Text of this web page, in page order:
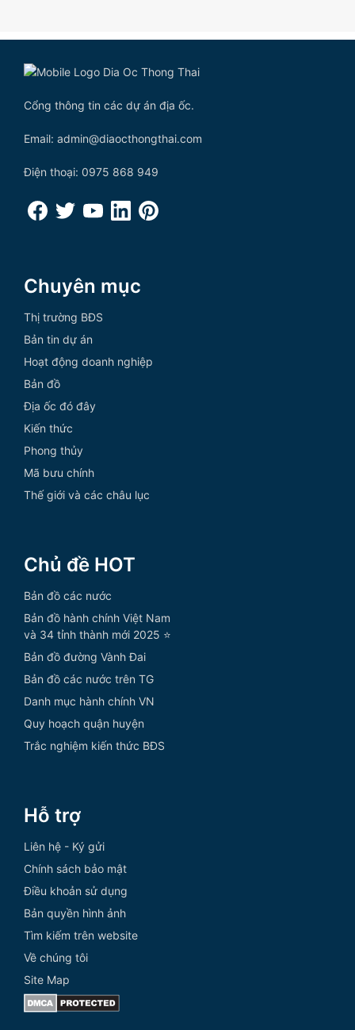
Cổng thông tin các dự án địa ốc.
Email: admin@diaocthongthai.com
Điện thoại: 0975 868 949
Chuyên mục
Thị trường BĐS
Bản tin dự án
Hoạt động doanh nghiệp
Bản đồ
Địa ốc đó đây
Kiến thức
Phong thủy
Mã bưu chính
Thế giới và các châu lục
Chủ đề HOT
Bản đồ các nước
Bản đồ hành chính Việt Nam
và 34 tỉnh thành mới 2025 ⭐
Bản đồ đường Vành Đai
Bản đồ các nước trên TG
Danh mục hành chính VN
Quy hoạch quận huyện
Trắc nghiệm kiến thức BĐS
Hỗ trợ
Liên hệ - Ký gửi
Chính sách bảo mật
Điều khoản sử dụng
Bản quyền hình ảnh
Tìm kiếm trên website
Về chúng tôi
Site Map